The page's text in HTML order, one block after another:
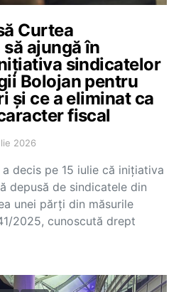
Curtea
ajungă în
sindicatelor
Bolojan pentru
și ce a eliminat ca
fiscal
2026
decis pe 15 iulie că inițiativa
depusă de sindicatele din
unei părți din măsurile
2025, cunoscută drept